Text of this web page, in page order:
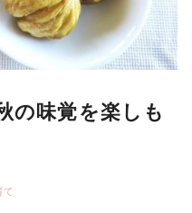
の味覚を楽しも
て